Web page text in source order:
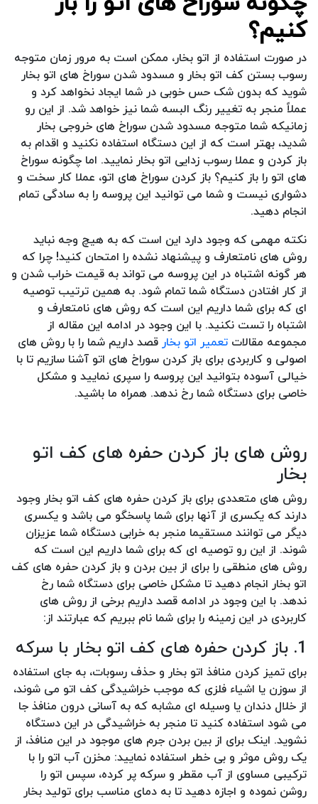
کنیم؟
در صورت استفاده از اتو بخار، ممکن است به مرور زمان متوجه
رسوب بستن کف اتو بخار و مسدود شدن سوراخ های اتو بخار
شوید که بدون شک حس خوبی در شما ایجاد نخواهد کرد و
عملاً منجر به تغییر رنگ البسه شما نیز خواهد شد. از این رو
زمانیکه شما متوجه مسدود شدن سوراخ های خروجی بخار
شدید، بهتر است که از این دستگاه استفاده نکنید و اقدام به
باز کردن و عملا رسوب زدایی اتو بخار نمایید. اما چگونه سوراخ
های اتو را باز کنیم؟ باز کردن سوراخ های اتو، عملا کار سخت و
دشواری نیست و شما می توانید این پروسه را به سادگی تمام
انجام دهید.
نکته مهمی که وجود دارد این است که به هیچ وجه نباید
روش های نامتعارف و پیشنهاد نشده را امتحان کنید! چرا که
هر گونه اشتباه در این پروسه می تواند به قیمت خراب شدن و
از کار افتادن دستگاه شما تمام شود. به همین ترتیب توصیه
ای که برای شما داریم این است که روش های نامتعارف و
اشتباه را تست نکنید. با این وجود در ادامه این مقاله از
مجموعه مقالات تعمیر اتو بخارقصد داریم شما را با روش های
اصولی و کاربردی برای باز کردن سوراخ های اتو آشنا سازیم تا با
خیالی آسوده بتوانید این پروسه را سپری نمایید و مشکل
خاصی برای دستگاه شما رخ ندهد. همراه ما باشید.
روش های باز کردن حفره های کف اتو
بخار
روش های متعددی برای باز کردن حفره های کف اتو بخار وجود
دارند که یکسری از آنها برای شما پاسخگو می باشد و یکسری
دیگر می توانند مستقیما منجر به خرابی دستگاه شما عزیزان
شوند. از این رو توصیه ای که برای شما داریم این است که
روش های منطقی را برای از بین بردن و باز کردن حفره های کف
اتو بخار انجام دهید تا مشکل خاصی برای دستگاه شما رخ
ندهد. با این وجود در ادامه قصد داریم برخی از روش های
کاربردی در این زمینه را برای شما نام ببریم که عبارتند از:
1. باز کردن حفره های کف اتو بخار با سرکه
برای تمیز کردن منافذ اتو بخار و حذف رسوبات، به جای استفاده
از سوزن یا اشیاء فلزی که موجب خراشیدگی کف اتو می شوند،
از خلال دندان یا وسیله ای مشابه که به آسانی درون منافذ جا
می شود استفاده کنید تا منجر به خراشیدگی در این دستگاه
نشوید. اینک برای از بین بردن جرم های موجود در این منافذ، از
یک روش موثر و بی خطر استفاده نمایید: مخزن آب اتو را با
ترکیبی مساوی از آب مقطر و سرکه پر کرده، سپس اتو را
روشن نموده و اجازه دهید تا به دمای مناسب برای تولید بخار